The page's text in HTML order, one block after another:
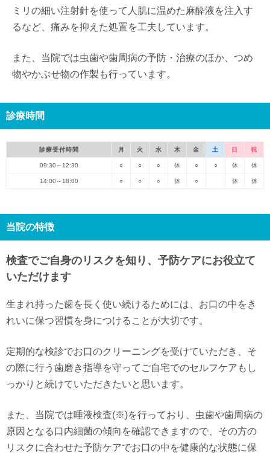
ミリの細い注射針を使って人肌に温めた麻酔液を注入す
るなど、痛みを抑えた処置を工夫しています。
また、当院では虫歯や歯周病の予防・治療のほか、つめ
物やかぶせ物の作製も行っています。
診療時間
診療受付時間 月 火 水 木 金 土 日 祝
09:30～12:30 ○ ○ ○ 休 ○ ○ 休 休
14:00～18:00 ○ ○ ○ 休 ○ 休 休
当院の特徴
検査でご自身のリスクを知り、予防ケアにお役立て
いただけます
生まれ持った歯を長く使い続けるためには、お口の中をき
れいに保つ習慣を身につけることが大切です。
定期的な検診でお口のクリーニングを受けていただき、そ
の際に行う歯磨き指導を守ってご自宅でのセルフケアもし
っかりと続けていただきたいと思います。
また、当院では唾液検査(※)を行っており、虫歯や歯周病の
原因となる口内細菌の傾向を確認できますので、その方の
リスクに合わせた予防ケアでお口の中を健康的な状態に保